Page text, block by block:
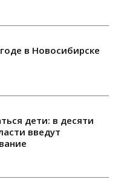
в Новосибирске
дети: в десяти
введут